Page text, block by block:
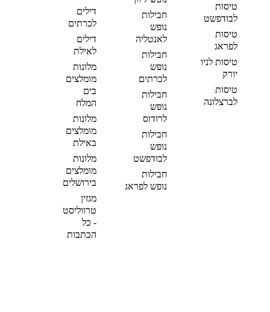
טיסות
לבודפשט
טיסות
לפראג
טיסות לניו
יורק
טיסות
לברצלונה
חבילות
נופש
לאנטליה
חבילות
נופש
לכרתים
חבילות
נופש
לרודוס
חבילות
נופש
לבודפשט
חבילות
נופש לפראג
דילים
לכרתים
דילים
לאילת
מלונות
מומלצים
בים
המלח
מלונות
מומלצים
באילת
מלונות
מומלצים
בירושלים
מגזין
טרווליסט
- כל
הכתבות